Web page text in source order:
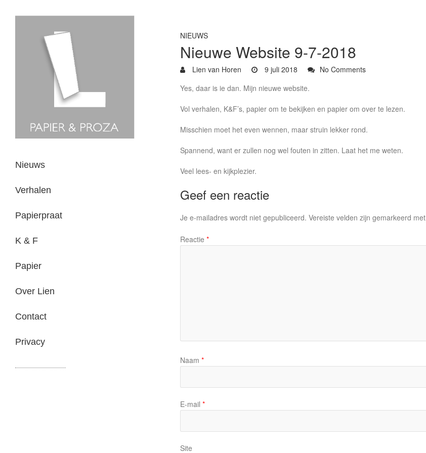
Nieuws
Verhalen
Papierpraat
K & F
Papier
Over Lien
Contact
Privacy
NIEUWS
Nieuwe Website 9-7-2018
Lien van Horen 9 juli 2018
No Comments
Yes, daar is ie dan. Mijn nieuwe website.
Vol verhalen, K&F’s, papier om te bekijken en papier om over te lezen.
Misschien moet het even wennen, maar struin lekker rond.
Spannend, want er zullen nog wel fouten in zitten. Laat het me weten.
Veel lees- en kijkplezier.
Geef een reactie
Je e-mailadres wordt niet gepubliceerd. Vereiste velden zijn gemarkeerd met
Reactie *
Naam *
E-mail *
Site